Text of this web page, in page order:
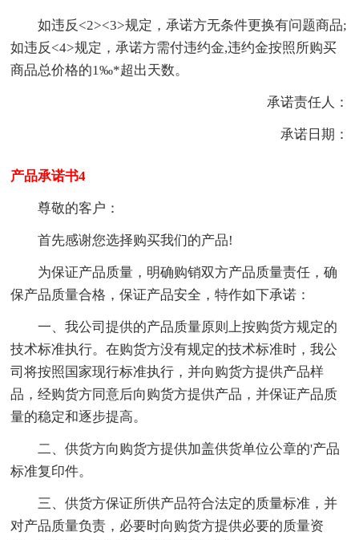
如违反<2><3>规定，承诺方无条件更换有问题商品;
如违反<4>规定，承诺方需付违约金,违约金按照所购买
商品总价格的1‰*超出天数。
承诺责任人：
承诺日期：
产品承诺书4
尊敬的客户：
首先感谢您选择购买我们的产品!
为保证产品质量，明确购销双方产品质量责任，确
保产品质量合格，保证产品安全，特作如下承诺：
一、我公司提供的产品质量原则上按购货方规定的
技术标准执行。在购货方没有规定的技术标准时，我公
司将按照国家现行标准执行，并向购货方提供产品样
品，经购货方同意后向购货方提供产品，并保证产品质
量的稳定和逐步提高。
二、供货方向购货方提供加盖供货单位公章的'产品
标准复印件。
三、供货方保证所供产品符合法定的质量标准，并
对产品质量负责，必要时向购货方提供必要的质量资